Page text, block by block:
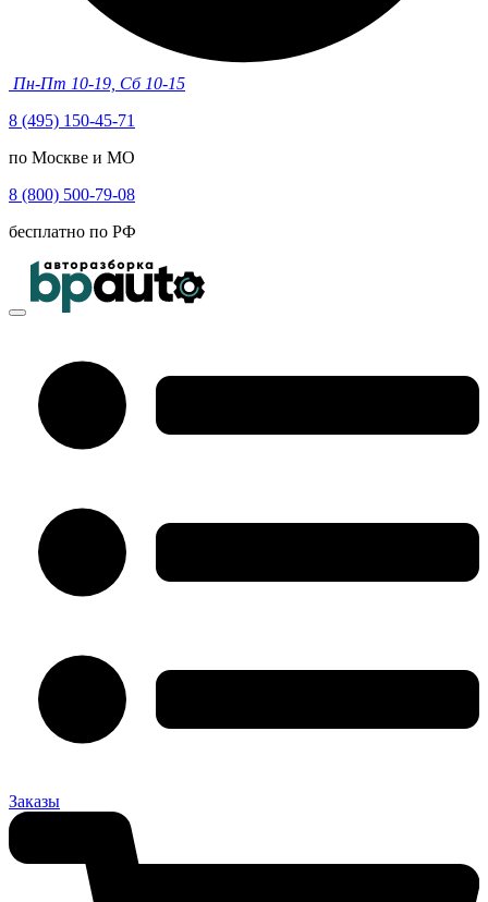
Пн-Пт 10-19, Сб 10-15
8 (495) 150-45-71
по Москве и МО
8 (800) 500-79-08
бесплатно по РФ
Заказы